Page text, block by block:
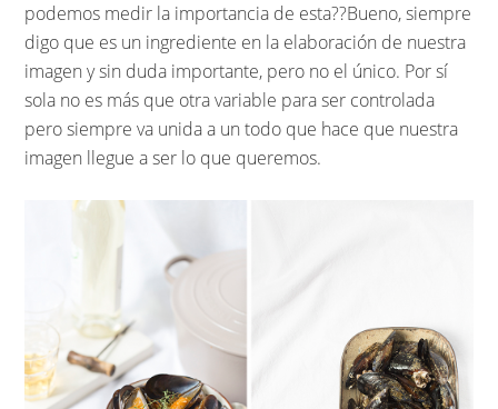
podemos medir la importancia de esta??Bueno, siempre
digo que es un ingrediente en la elaboración de nuestra
imagen y sin duda importante, pero no el único. Por sí
sola no es más que otra variable para ser controlada
pero siempre va unida a un todo que hace que nuestra
imagen llegue a ser lo que queremos.